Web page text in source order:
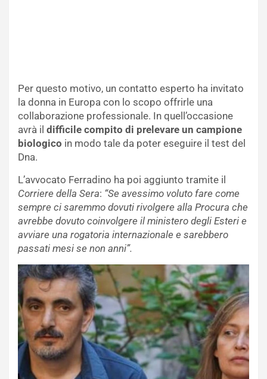
Per questo motivo, un contatto esperto ha invitato
la donna in Europa con lo scopo offrirle una
collaborazione professionale. In quell’occasione
avrà il difficile compito di prelevare un campione
biologico in modo tale da poter eseguire il test del
Dna.
L’avvocato Ferradino ha poi aggiunto tramite il
Corriere della Sera: “Se avessimo voluto fare come
sempre ci saremmo dovuti rivolgere alla Procura che
avrebbe dovuto coinvolgere il ministero degli Esteri e
avviare una rogatoria internazionale e sarebbero
passati mesi se non anni”.